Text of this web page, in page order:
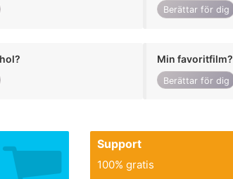
Berättar för dig
Min favoritfilm?
Berättar för dig
Support
100% gratis